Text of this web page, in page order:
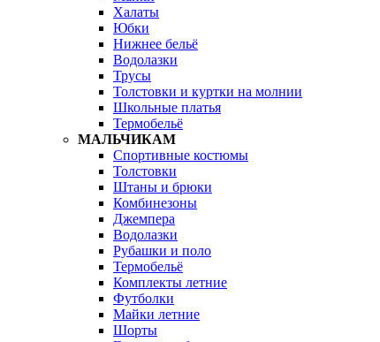
Халаты
Юбки
Нижнее бельё
Водолазки
Трусы
Толстовки и куртки на молнии
Школьные платья
Термобельё
МАЛЬЧИКАМ
Спортивные костюмы
Толстовки
Штаны и брюки
Комбинезоны
Джемпера
Водолазки
Рубашки и поло
Термобельё
Комплекты летние
Футболки
Майки летние
Шорты